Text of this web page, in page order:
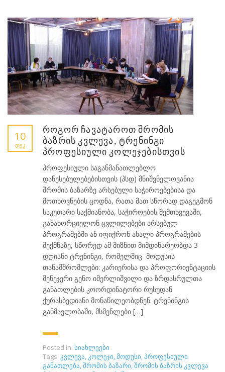
10
ᲓᲔᲙ
როგორ ჩავატაროთ შრომის
ბაზრის კვლევა, ტრენინგი
პროფესიული კოლეჯებისთვის
პროფესიული საგანმანათლებლო
დაწესებულებებისთვის (პსდ) მნიშვნელოვანია
შრომის ბაზარზე არსებული საჭიროებებისა და
მოთხოვნების ცოდნა, რათა მათ სწორად დაგეგმონ
საკუთარი საქმიანობა, საჭიროების შემთხვევაში,
განახორციელონ ცვლილებები არსებულ
პროგრამებში ან იფიქრონ ახალი პროგრამების
შექმნაზე, სწორედ ამ მიზნით მიმდინარეობდა 3
დღიანი ტრენინგი, რომელშიც მოდუსის
თანამშრომლები: კარიერისა და პროფორიენტაციის
მენეჯერი გენო იმერლიშვილი და ზრდასრულთა
განათლების კოორდინატორი რუსუდან
ქურასბედიანი მონაწილეობდნენ. ტრენინგის
განმავლობაში, მსმენლები […]
Posted in: სიახლეები
Tags: კვლევა კოლეჯი მოდუსი პროფესიული
განათლება შრომის ბაზარი შრომის ბაზრის კვლევა